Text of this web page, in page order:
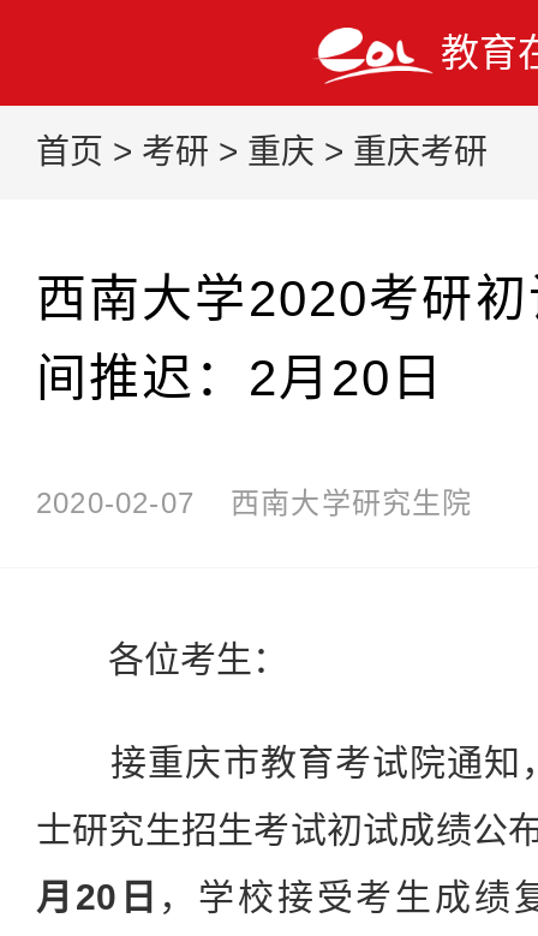
教育
首页 > 考研 > 重庆 > 重庆考研
西南大学2020考研
间推迟：2月20日
2020-02-07 西南大学研究生院
各位考生：
接重庆市教育考试院通知
士研究生招生考试初试成绩公
月20日 ，学校接受考生成绩